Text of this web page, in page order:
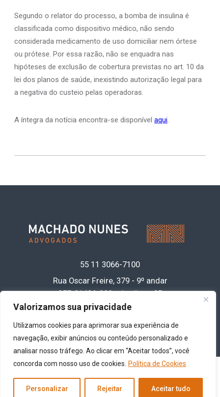
Valorizamos sua privacidade
Utilizamos cookies para aprimorar sua experiência de
navegação, exibir anúncios ou conteúdo personalizado e
analisar nosso tráfego. Ao clicar em “Aceitar todos”, você
concorda com nosso uso de cookies.
Política de Cookies
Personalizar Rejeitar Aceitar tudo
Segundo o relator do processo, a bomba de insulina é
classificada como dispositivo médico, não sendo
considerada medicamento de uso domiciliar nem órtese
ou prótese. Por essa razão, não se enquadra nas
hipóteses de exclusão de cobertura previstas no art. 10 da
lei dos planos de saúde, inexistindo autorização legal para
a negativa do custeio pelas operadoras.
A íntegra da notícia encontra-se disponívelaqui.
55 11 3066-7100
Rua Oscar Freire, 379 - 9º andar
CEP 01426-900 • Jardins - SP
Acesse nossa política de privacidade de
dados